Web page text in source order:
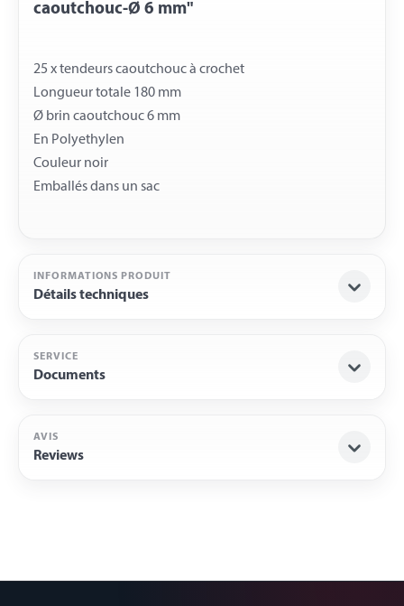
caoutchouc-Ø 6 mm"
25 x tendeurs caoutchouc à crochet
Longueur totale 180 mm
Ø brin caoutchouc 6 mm
En Polyethylen
Couleur noir
INFORMATIONS PRODUIT
Détails techniques
SERVICE
Documents
AVIS
Reviews